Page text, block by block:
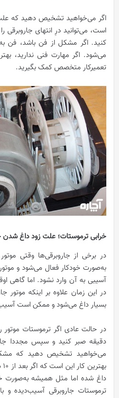
اگر می‌خواهید تشخیص دهید که
است، می‌توانید درِ انتهای
کنید. اگر مشکل از فن باشد، فن
می‌شود. اگر مهارت فنی ندارید،
تعمیرکار متخصص کمک بگیرید.
خرابی ترموستات؛ علت زود داغ شدن
در برخی از جاروبرقی‌ها وقتی
به‌صورت خودکار فعال می‌شود و
آسیبی به آن وارد نشود. اما گاهی
در این زمان علاوه بر اینکه موتور
بسیار داغ می‌شود و ممکن است
دقیقه صبر کنید و سپس مجددا
می‌خواهید تشخیص دهید که
داغ شده اما مثل همیشه به‌صورت
ترموستات جاروبرقی آسیب‌دیده و